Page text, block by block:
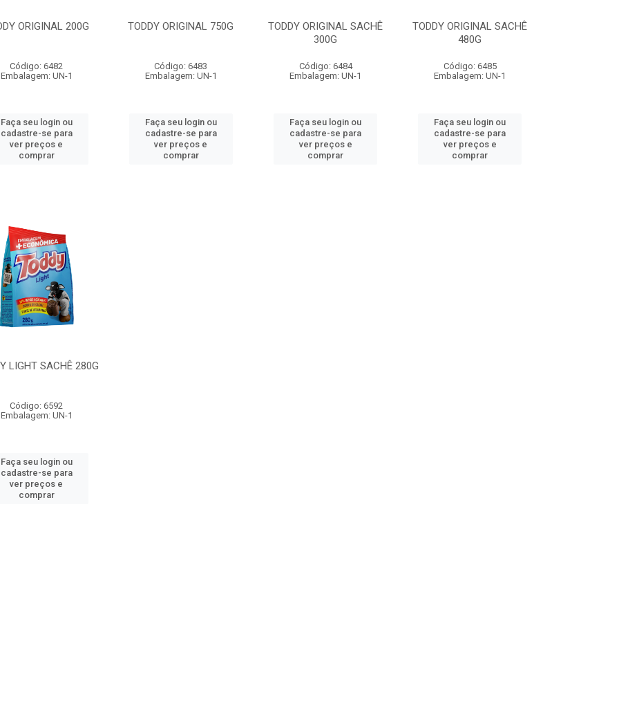
ORIGINAL 200G
Código: 6482
Embalagem: UN-1
Faça seu login ou
cadastre-se para
ver preços e
comprar
TODDY ORIGINAL 750G
Código: 6483
Embalagem: UN-1
Faça seu login ou
cadastre-se para
ver preços e
comprar
TODDY ORIGINAL SACHÊ
300G
Código: 6484
Embalagem: UN-1
Faça seu login ou
cadastre-se para
ver preços e
comprar
TODDY ORIGINAL SACHÊ
480G
Código: 6485
Embalagem: UN-1
Faça seu login ou
cadastre-se para
ver preços e
comprar
LIGHT SACHÊ 280G
Código: 6592
Embalagem: UN-1
Faça seu login ou
cadastre-se para
ver preços e
comprar